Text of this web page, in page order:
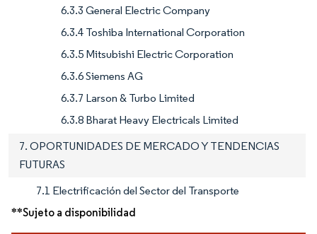
6.3.3 General Electric Company
6.3.4 Toshiba International Corporation
6.3.5 Mitsubishi Electric Corporation
6.3.6 Siemens AG
6.3.7 Larson & Turbo Limited
6.3.8 Bharat Heavy Electricals Limited
7. OPORTUNIDADES DE MERCADO Y TENDENCIAS
FUTURAS
7.1 Electrificación del Sector del Transporte
**Sujeto a disponibilidad